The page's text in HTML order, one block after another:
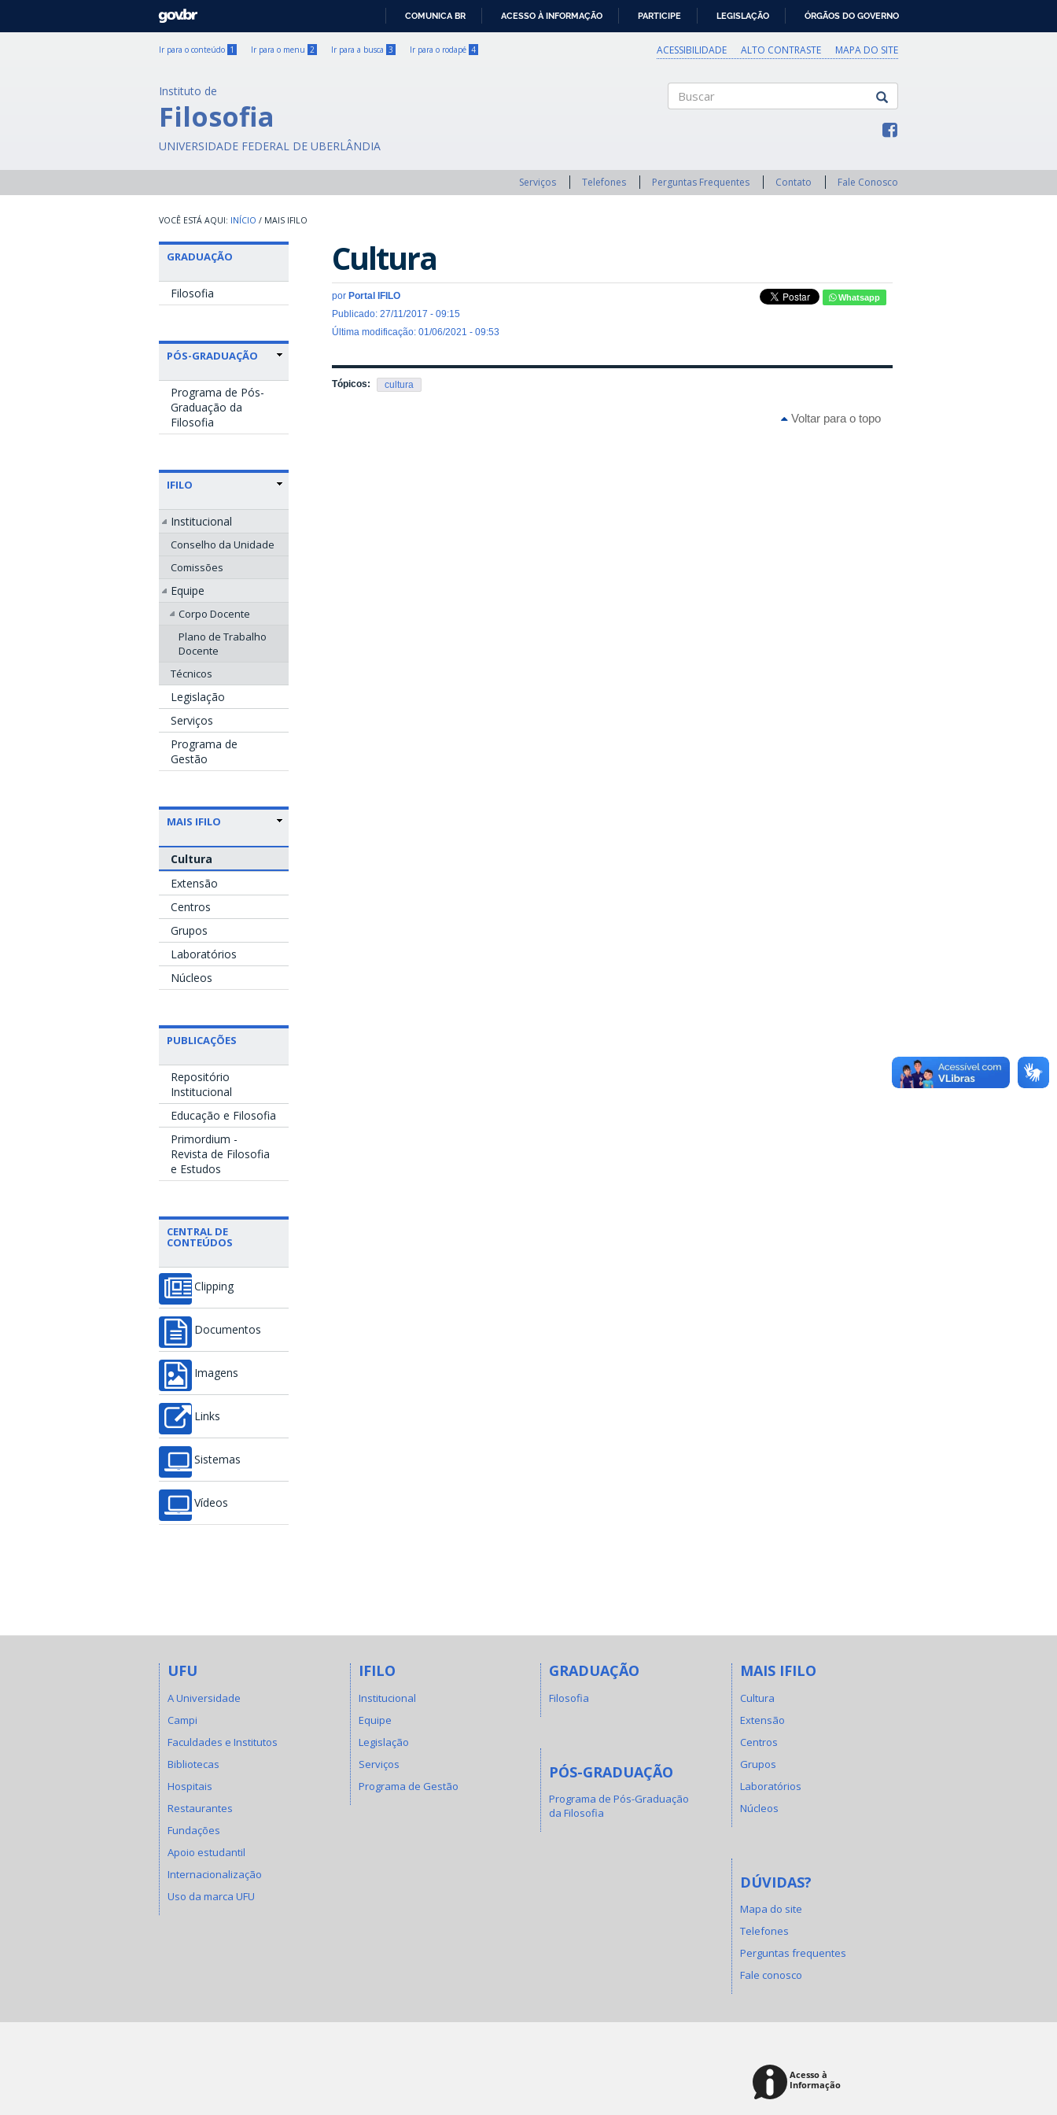
GOVBR
COMUNICA BR ACESSO À INFORMAÇÃO PARTICIPE LEGISLAÇÃO ÓRGÃOS DO GOVERNO
Ir para o conteúdo 1 Ir para o menu 2 Ir para a busca 3 Ir para o rodapé 4 ACESSIBILIDADE ALTO CONTRASTE MAPA DO SITE
Instituto de
Filosofia
UNIVERSIDADE FEDERAL DE UBERLÂNDIA
Serviços Telefones Perguntas Frequentes Contato Fale Conosco
INÍCIO / MAIS IFILO
GRADUAÇÃO
Filosofia
PÓS-GRADUAÇÃO
Programa de Pós-
Graduação da
Filosofia
IFILO
Institucional
Conselho da Unidade
Comissões
Equipe
Corpo Docente
Plano de Trabalho
Docente
Técnicos
Legislação
Serviços
Programa de
Gestão
MAIS IFILO
Cultura
Extensão
Centros
Grupos
Laboratórios
Núcleos
PUBLICAÇÕES
Repositório
Institucional
Educação e Filosofia
Primordium -
Revista de Filosofia
e Estudos
CENTRAL DE
CONTEÚDOS
Clipping
Documentos
Imagens
Links
Sistemas
Vídeos
Cultura
por Portal IFILO
Publicado: 27/11/2017 - 09:15
Última modificação: 01/06/2021 - 09:53
Whatsapp
Tópicos: cultura
Voltar para o topo
UFU
A Universidade
Campi
Faculdades e Institutos
Bibliotecas
Hospitais
Restaurantes
Fundações
Apoio estudantil
Internacionalização
Uso da marca UFU
IFILO
Institucional
Equipe
Legislação
Serviços
Programa de Gestão
GRADUAÇÃO
Filosofia
PÓS-GRADUAÇÃO
Programa de Pós-Graduação
da Filosofia
MAIS IFILO
Cultura
Extensão
Centros
Grupos
Laboratórios
Núcleos
DÚVIDAS?
Mapa do site
Telefones
Perguntas frequentes
Fale conosco